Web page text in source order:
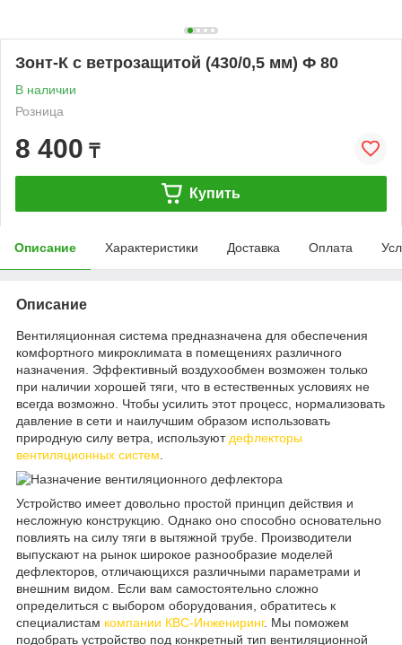
Зонт-К с ветрозащитой (430/0,5 мм) Ф 80
В наличии
Розница
8 400 ₸
Купить
Описание Характеристики Доставка Оплата
Описание
Вентиляционная система предназначена для обеспечения
комфортного микроклимата в помещениях различного
назначения. Эффективный воздухообмен возможен только
при наличии хорошей тяги, что в естественных условиях не
всегда возможно. Чтобы усилить этот процесс, нормализовать
давление в сети и наилучшим образом использовать
природную силу ветра, используют дефлекторы
вентиляционных систем
Устройство имеет довольно простой принцип действия и
несложную конструкцию. Однако оно способно основательно
повлиять на силу тяги в вытяжной трубе. Производители
выпускают на рынок широкое разнообразие моделей
дефлекторов, отличающихся различными параметрами и
внешним видом. Если вам самостоятельно сложно
определиться с выбором оборудования, обратитесь к
специалистам компании КВС-Инжениринг. Мы поможем
подобрать устройство под конкретный тип вентиляционной